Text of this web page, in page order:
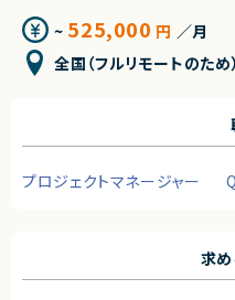
~ 525,000 円 ／月
全国（フルリモートのため）
プロジェクトマネージャー
求